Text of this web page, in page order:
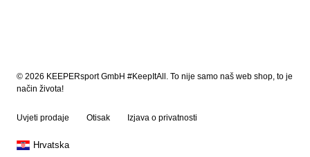
© 2026 KEEPERsport GmbH #KeepItAll. To nije samo naš web shop, to je
način života!
Uvjeti prodaje Otisak Izjava o privatnosti
Hrvatska